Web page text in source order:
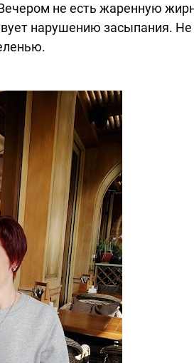
не есть жаренную
нарушению засыпания.